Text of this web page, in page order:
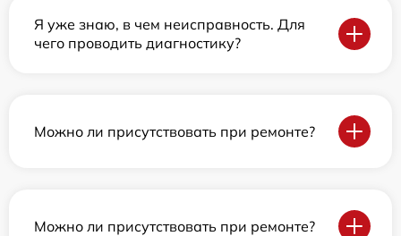
Я уже знаю, в чем неисправность. Для
чего проводить диагностику?
Можно ли присутствовать при ремонте?
Можно ли присутствовать при ремонте?